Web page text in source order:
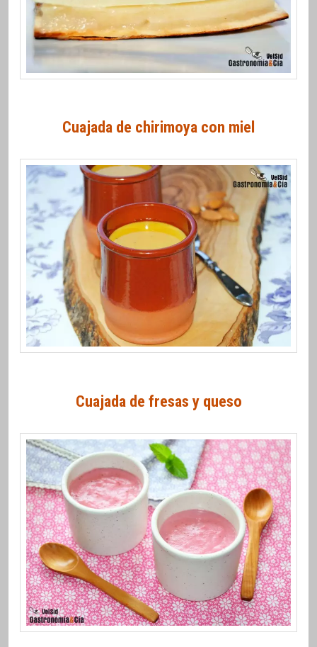
Cuajada de chirimoya con miel
Cuajada de fresas y queso